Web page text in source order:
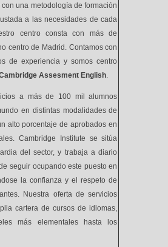
una metodología de formación
a las necesidades de cada
centro consta con más de
centro de Madrid. Contamos con
de experiencia y somos centro
Assesment English.
a más de 100 mil alumnos
en distintas modalidades de
alto porcentaje de aprobados en
Cambridge Institute se sitúa
del sector, y trabaja a diario
seguir ocupando este puesto en
la confianza y el respeto de
Nuestra oferta de servicios
cartera de cursos de idiomas,
más elementales hasta los